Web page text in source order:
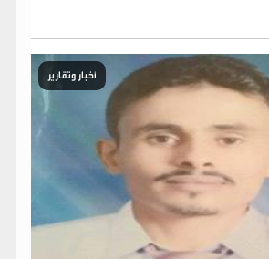
أخبار وتقارير